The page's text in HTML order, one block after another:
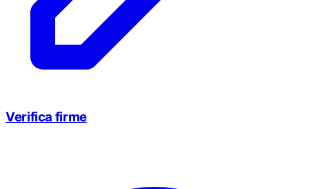
Verifica firme